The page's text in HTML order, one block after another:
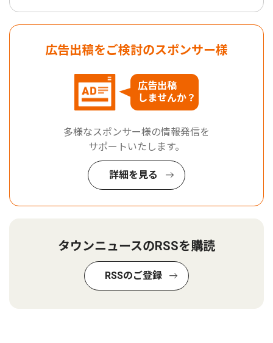
広告出稿をご検討のスポンサー様
広告出稿
しませんか？
多様なスポンサー様の情報発信を
サポートいたします。
詳細を見る
タウンニュースのRSSを購読
RSSのご登録